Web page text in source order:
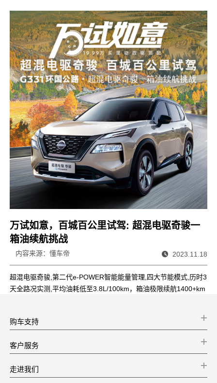
万试如意，百城百公里试驾: 超混电驱奇骏一
箱油续航挑战
内容来源：懂车帝 2023.11.18
超混电驱奇骏,第二代e-POWER智能能量管理,四大节能模式,历时3
天全路况实测,平均油耗低至3.8L/100km，箱油极限续航1400+km
购车支持
客户服务
走进我们